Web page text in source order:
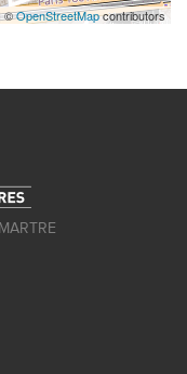
©OpenStreetMapcontributors